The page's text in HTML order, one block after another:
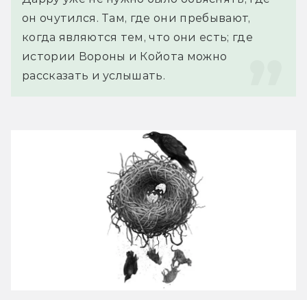
он очутился. Там, где они пребывают,
когда являются тем, что они есть; где
истории Вороны и Койота можно
рассказать и услышать.